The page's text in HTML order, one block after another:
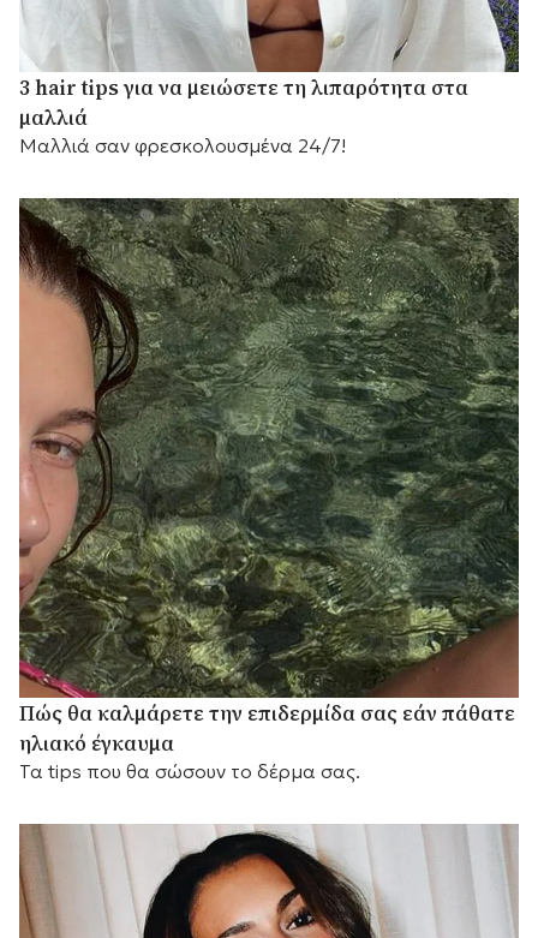
3 hair tips για να μειώσετε τη λιπαρότητα στα
μαλλιά
Μαλλιά σαν φρεσκολουσμένα 24/7!
Πώς θα καλμάρετε την επιδερμίδα σας εάν πάθατε
ηλιακό έγκαυμα
Τα tips που θα σώσουν το δέρμα σας.